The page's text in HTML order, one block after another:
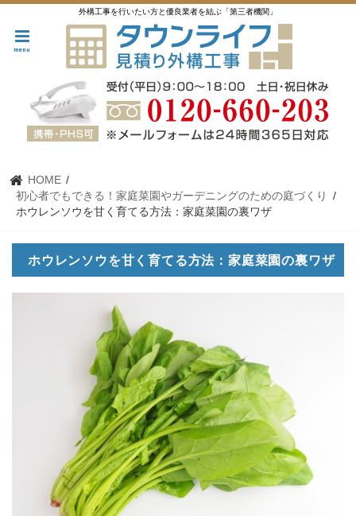
外構工事を行いたい方と優良業者を結ぶ「第三者機関」
menu
HOME
初心者でもできる！家庭菜園やガーデニングのための庭づくり
ホウレンソウを甘く育てる方法：家庭菜園の裏ワザ
ホウレンソウを甘く育てる方法：家庭菜園の裏ワザ